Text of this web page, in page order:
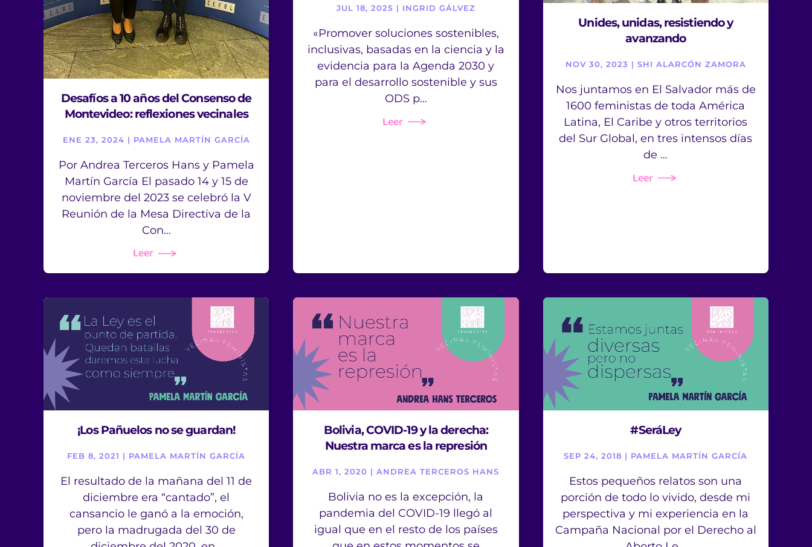
Desafíos a 10 años del Consenso de
Montevideo: reflexiones vecinales
ENE 23, 2024 | PAMELA MARTÍN GARCÍA
Por Andrea Terceros Hans y Pamela
Martín García El pasado 14 y 15 de
noviembre del 2023 se celebró la V
Reunión de la Mesa Directiva de la
Con…
Leer
JUL 18, 2025 | INGRID GÁLVEZ
«Promover soluciones sostenibles,
inclusivas, basadas en la ciencia y la
evidencia para la Agenda 2030 y
para el desarrollo sostenible y sus
ODS p…
Leer
Unides, unidas, resistiendo y
avanzando
NOV 30, 2023 | SHI ALARCÓN ZAMORA
Nos juntamos en El Salvador más de
1600 feministas de toda América
Latina, El Caribe y otros territorios
del Sur Global, en tres intensos días
de …
Leer
¡Los Pañuelos no se guardan!
FEB 8, 2021 | PAMELA MARTÍN GARCÍA
El resultado de la mañana del 11 de
diciembre era “cantado”, el
cansancio le ganó a la emoción,
pero la madrugada del 30 de
Bolivia, COVID-19 y la derecha:
Nuestra marca es la represión
ABR 1, 2020 | ANDREA TERCEROS HANS
Bolivia no es la excepción, la
pandemia del COVID-19 llegó al
igual que en el resto de los países
#SeráLey
SEP 24, 2018 | PAMELA MARTÍN GARCÍA
Estos pequeños relatos son una
porción de todo lo vivido, desde mi
perspectiva y mi experiencia en la
Campaña Nacional por el Derecho al